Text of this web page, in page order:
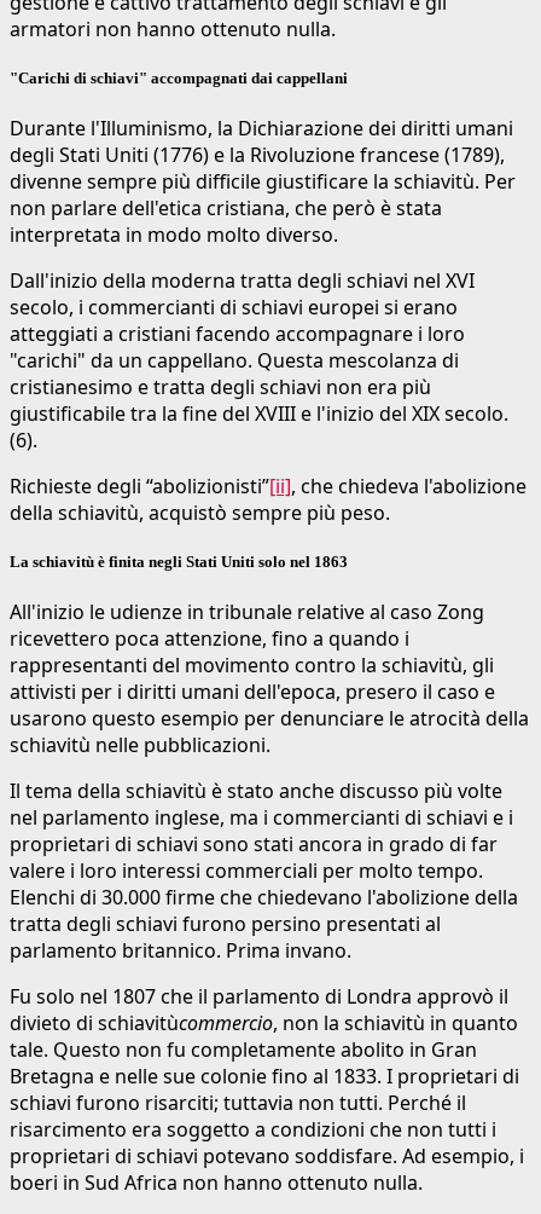
armatori non hanno ottenuto nulla.
"Carichi di schiavi" accompagnati dai cappellani
Durante l'Illuminismo, la Dichiarazione dei diritti umani
degli Stati Uniti (1776) e la Rivoluzione francese (1789),
divenne sempre più difficile giustificare la schiavitù. Per
non parlare dell'etica cristiana, che però è stata
interpretata in modo molto diverso.
Dall'inizio della moderna tratta degli schiavi nel XVI
secolo, i commercianti di schiavi europei si erano
atteggiati a cristiani facendo accompagnare i loro
"carichi" da un cappellano. Questa mescolanza di
cristianesimo e tratta degli schiavi non era più
giustificabile tra la fine del XVIII e l'inizio del XIX secolo.
(6).
Richieste degli “abolizionisti”[ii], che chiedeva l'abolizione
della schiavitù, acquistò sempre più peso.
La schiavitù è finita negli Stati Uniti solo nel 1863
All'inizio le udienze in tribunale relative al caso Zong
ricevettero poca attenzione, fino a quando i
rappresentanti del movimento contro la schiavitù, gli
attivisti per i diritti umani dell'epoca, presero il caso e
usarono questo esempio per denunciare le atrocità della
schiavitù nelle pubblicazioni.
Il tema della schiavitù è stato anche discusso più volte
nel parlamento inglese, ma i commercianti di schiavi e i
proprietari di schiavi sono stati ancora in grado di far
valere i loro interessi commerciali per molto tempo.
Elenchi di 30.000 firme che chiedevano l'abolizione della
tratta degli schiavi furono persino presentati al
parlamento britannico. Prima invano.
Fu solo nel 1807 che il parlamento di Londra approvò il
divieto di schiavitùcommercio, non la schiavitù in quanto
tale. Questo non fu completamente abolito in Gran
Bretagna e nelle sue colonie fino al 1833. I proprietari di
schiavi furono risarciti; tuttavia non tutti. Perché il
risarcimento era soggetto a condizioni che non tutti i
proprietari di schiavi potevano soddisfare. Ad esempio, i
boeri in Sud Africa non hanno ottenuto nulla.